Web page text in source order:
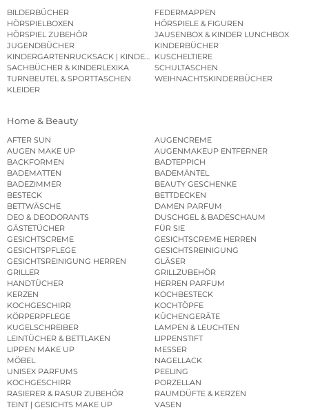
BILDERBÜCHER
FEDERMAPPEN
HÖRSPIELBOXEN
HÖRSPIELE & FIGUREN
HÖRSPIEL ZUBEHÖR
JAUSENBOX & KINDER LUNCHBOX
JUGENDBÜCHER
KINDERBÜCHER
KINDERGARTENRUCKSACK | KINDERGARTENBEUTEL
KUSCHELTIERE
SACHBÜCHER & KINDERLEXIKA
SCHULTASCHEN
TURNBEUTEL & SPORTTASCHEN
WEIHNACHTSKINDERBÜCHER
KLEIDER
Home & Beauty
AFTER SUN
AUGENCREME
AUGEN MAKE UP
AUGENMAKEUP ENTFERNER
BACKFORMEN
BADTEPPICH
BADEMATTEN
BADEMÄNTEL
BADEZIMMER
BEAUTY GESCHENKE
BESTECK
BETTDECKEN
BETTWÄSCHE
DAMEN PARFUM
DEO & DEODORANTS
DUSCHGEL & BADESCHAUM
GÄSTETÜCHER
FÜR SIE
GESICHTSCREME
GESICHTSCREME HERREN
GESICHTSPFLEGE
GESICHTSREINIGUNG
GESICHTSREINIGUNG HERREN
GLÄSER
GRILLER
GRILLZUBEHÖR
HANDTÜCHER
HERREN PARFUM
KERZEN
KOCHBESTECK
KOCHGESCHIRR
KOCHTÖPFE
KÖRPERPFLEGE
KÜCHENGERÄTE
KUGELSCHREIBER
LAMPEN & LEUCHTEN
LEINTÜCHER & BETTLAKEN
LIPPENSTIFT
LIPPEN MAKE UP
MESSER
MÖBEL
NAGELLACK
UNISEX PARFUMS
PEELING
KOCHGESCHIRR
PORZELLAN
RASIERER & RASUR ZUBEHÖR
RAUMDÜFTE & KERZEN
TEINT | GESICHTS MAKE UP
VASEN